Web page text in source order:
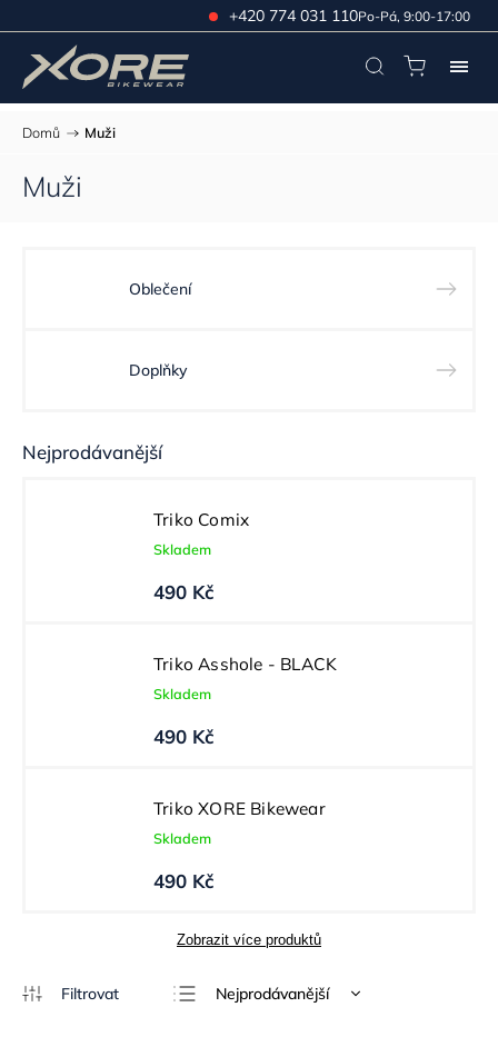
+420 774 031 110Po-Pá, 9:00-17:00
Domů / Muži
Muži
Oblečení
Doplňky
Nejprodávanější
Triko Comix
Skladem
490 Kč
Triko Asshole - BLACK
Skladem
490 Kč
Triko XORE Bikewear
Skladem
490 Kč
Zobrazit více produktů
Nejprodávanější